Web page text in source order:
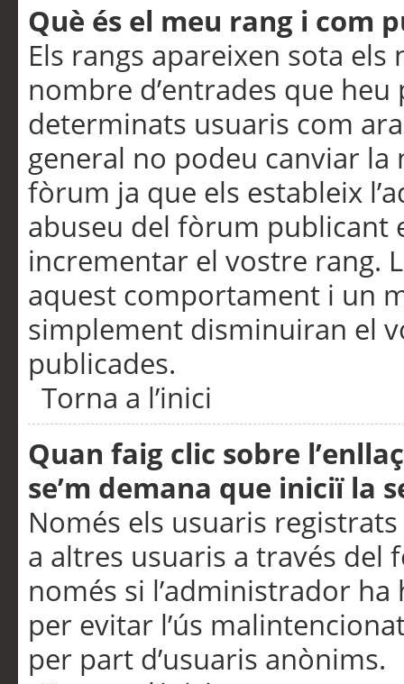
Què és el meu rang i com
Els rangs apareixen sota
nombre d’entrades que
determinats usuaris com
general no podeu canviar
fòrum ja que els estableix
abuseu del fòrum publicant
incrementar el vostre rang.
aquest comportament i un
simplement disminuiran el
publicades.
Torna a l’inici
Quan faig clic sobre
se’m demana que iniciï la
Només els usuaris
a altres usuaris a través
només si l’administrador
per evitar l’ús
per part d’usuaris anònims.